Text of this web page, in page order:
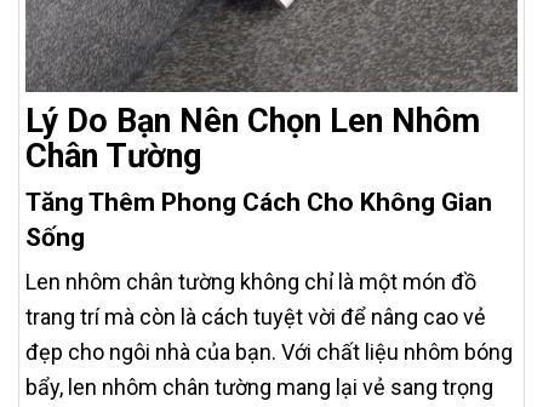
Lý Do Bạn Nên Chọn Len Nhôm
Chân Tường
Tăng Thêm Phong Cách Cho Không Gian
Sống
Len nhôm chân tường không chỉ là một món đồ
trang trí mà còn là cách tuyệt vời để nâng cao vẻ
đẹp cho ngôi nhà của bạn. Với chất liệu nhôm bóng
bẩy, len nhôm chân tường mang lại vẻ sang trọng